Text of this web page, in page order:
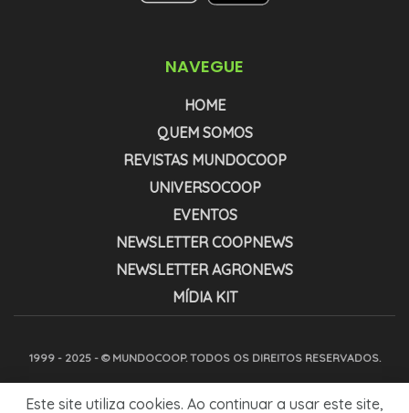
NAVEGUE
HOME
QUEM SOMOS
REVISTAS MUNDOCOOP
UNIVERSOCOOP
EVENTOS
NEWSLETTER COOPNEWS
NEWSLETTER AGRONEWS
MÍDIA KIT
1999 - 2025 - © MUNDOCOOP. TODOS OS DIREITOS RESERVADOS.
Este site utiliza cookies. Ao continuar a usar este site,